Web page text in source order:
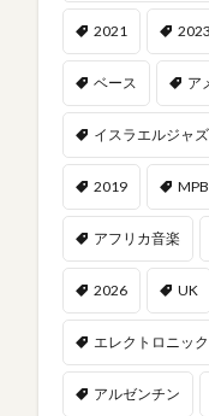
2021 2023
ベース ア
イスラエルジャズ
2019 MPB
アフリカ音楽
2026 UK
エレクトロニック
アルゼンチン